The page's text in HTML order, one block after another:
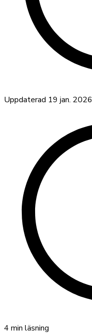
Uppdaterad 19 jan. 2026
4 min läsning